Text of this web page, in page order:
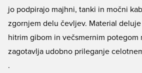
jo podpirajo majhni, tanki in močni
zgornjem delu čevljev. Material
hitrim gibom in večsmernim potegom
zagotavlja udobno prileganje
.